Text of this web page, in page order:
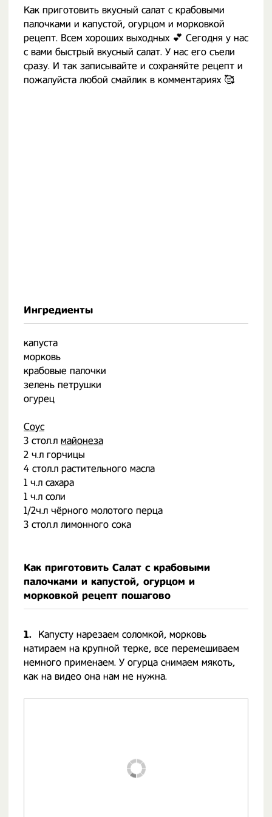
Как приготовить вкусный салат с крабовыми
палочками и капустой, огурцом и морковкой
рецепт. Всем хороших выходных 💕 Сегодня у нас
с вами быстрый вкусный салат. У нас его съели
сразу. И так записывайте и сохраняйте рецепт и
пожалуйста любой смайлик в комментариях 🥰
Ингредиенты
капуста
морковь
крабовые палочки
зелень петрушки
огурец
Соус
3 стол.л майонеза
2 ч.л горчицы
4 стол.л растительного масла
1 ч.л сахара
1 ч.л соли
1/2ч.л чёрного молотого перца
3 стол.л лимонного сока
Как приготовить Салат с крабовыми
палочками и капустой, огурцом и
морковкой рецепт пошагово
1.
Капусту нарезаем соломкой, морковь
натираем на крупной терке, все перемешиваем
немного применаем. У огурца снимаем мякоть,
как на видео она нам не нужна.